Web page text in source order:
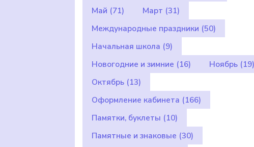
Май (71) Март (31)
Международные праздники (50)
Начальная школа (9)
Новогодние и зимние (16) Ноябрь (19)
Октябрь (13)
Оформление кабинета (166)
Памятки, буклеты (10)
Памятные и знаковые (30)